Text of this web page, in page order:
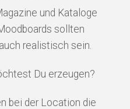
und Kataloge
sollten
realistisch sein.
Du erzeugen?
bei der Location die